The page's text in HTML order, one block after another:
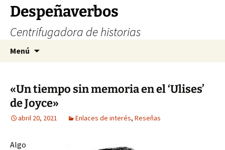
Saltar
contenido
Despeñaverbos
Centrifugadora de historias
Menú
«Un tiempo sin memoria en el ‘Ulises’
de Joyce»
abril 20, 2021 Enlaces de interés, Reseñas
Algo